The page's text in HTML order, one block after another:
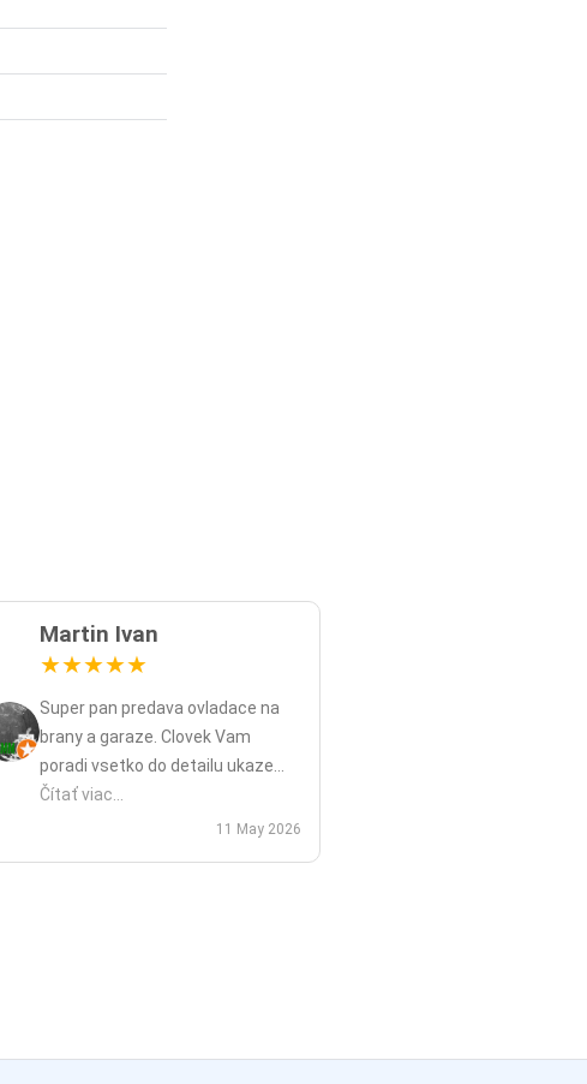
Martin Ivan
★★★★★
Super pan predava ovladace na
brany a garaze. Clovek Vam
poradi vsetko do detailu ukaze
popripade nadstavy priamo na
mieste a ked uz nahodou to nejde
Čítať viac...
11 May 2026